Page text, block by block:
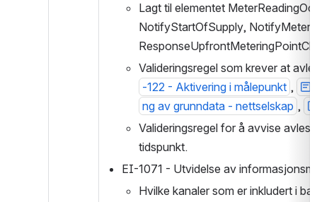
Lagt til elementet
NotifyStartOfSupply,
Valideringsregel som krever at
-122 - Aktivering i målepunkt ,
ng av grunndata - nettselskap ,
Valideringsregel for å avvise
tidspunkt.
EI-1071 - Utvidelse av
Hvilke kanaler som er inkludert i